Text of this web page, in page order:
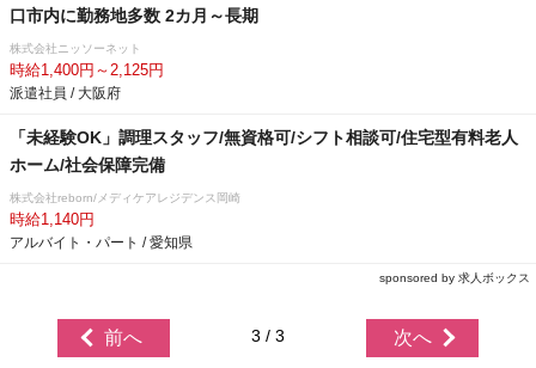
口市内に勤務地多数 2カ月～長期
株式会社ニッソーネット
時給1,400円～2,125円
派遣社員 / 大阪府
「未経験OK」調理スタッフ/無資格可/シフト相談可/住宅型有料老人
ホーム/社会保障完備
株式会社reborn/メディケアレジデンス岡崎
時給1,140円
アルバイト・パート / 愛知県
sponsored by 求人ボックス
前へ 3 / 3 次へ